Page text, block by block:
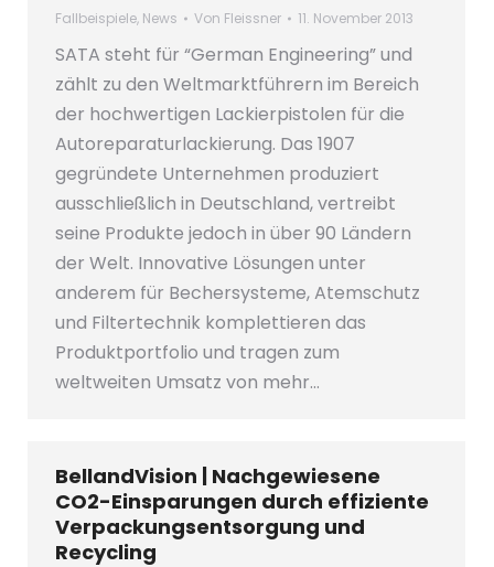
Fallbeispiele, News Von Fleissner 11. November 2013
SATA steht für “German Engineering” und
zählt zu den Weltmarktführern im Bereich
der hochwertigen Lackierpistolen für die
Autoreparaturlackierung. Das 1907
gegründete Unternehmen produziert
ausschließlich in Deutschland, vertreibt
seine Produkte jedoch in über 90 Ländern
der Welt. Innovative Lösungen unter
anderem für Bechersysteme, Atemschutz
und Filtertechnik komplettieren das
Produktportfolio und tragen zum
weltweiten Umsatz von mehr…
BellandVision | Nachgewiesene
CO2-Einsparungen durch effiziente
Verpackungsentsorgung und
Recycling